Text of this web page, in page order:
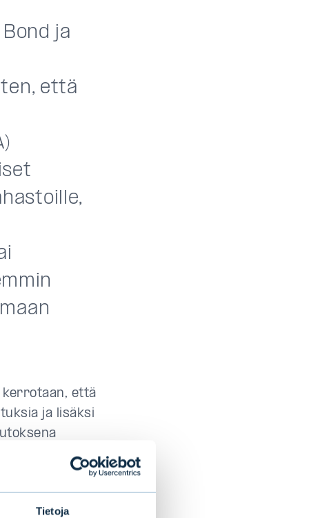
Tietoja
ja
että
kerrotaan, että
ja lisäksi
1 kohdan a–g
laajemmin